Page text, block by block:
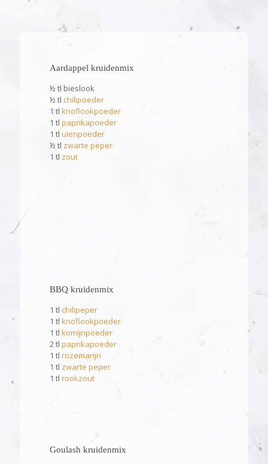
Aardappel kruidenmix
½ tl bieslook
½ tl chilipoeder
1 tl knoflookpoeder
1 tl paprikapoeder
1 tl uienpoeder
½ tl zwarte peper
1 tl zout
BBQ kruidenmix
1 tl chilipeper
1 tl knoflookpoeder
1 tl komijnpoeder
2 tl paprikapoeder
1 tl rozemarijn
1 tl zwarte peper
1 tl rookzout
Goulash kruidenmix